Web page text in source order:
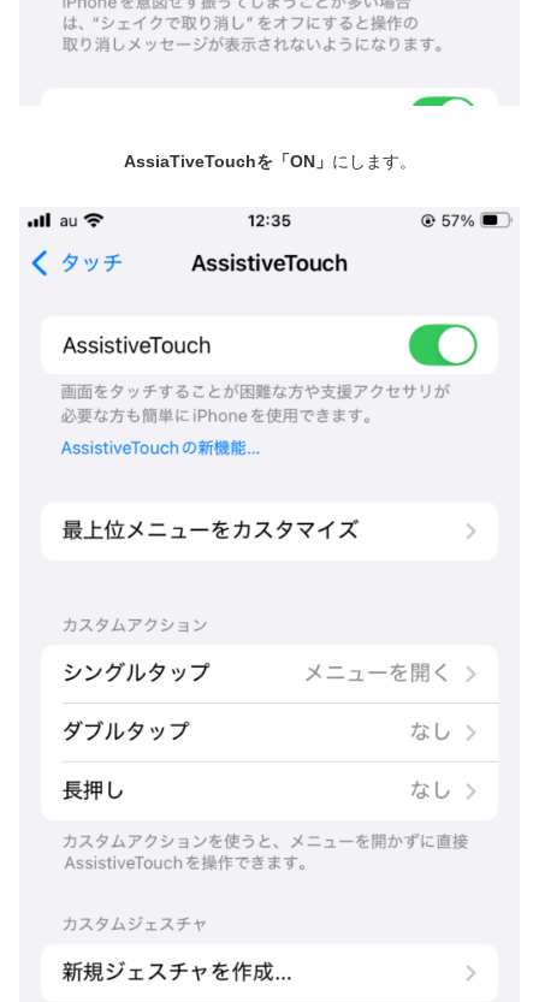
AssiaTiveTouchを「ON」 にします。